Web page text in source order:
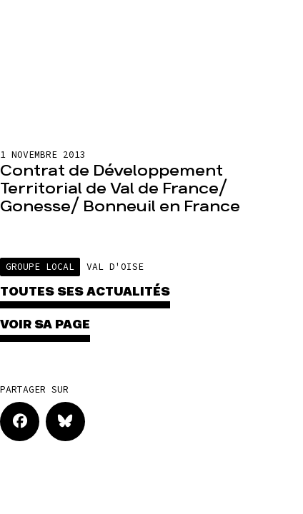
1 NOVEMBRE 2013
Contrat de Développement
Territorial de Val de France/
Gonesse/ Bonneuil en France
GROUPE LOCAL VAL D'OISE
TOUTES SES ACTUALITÉS
VOIR SA PAGE
PARTAGER SUR